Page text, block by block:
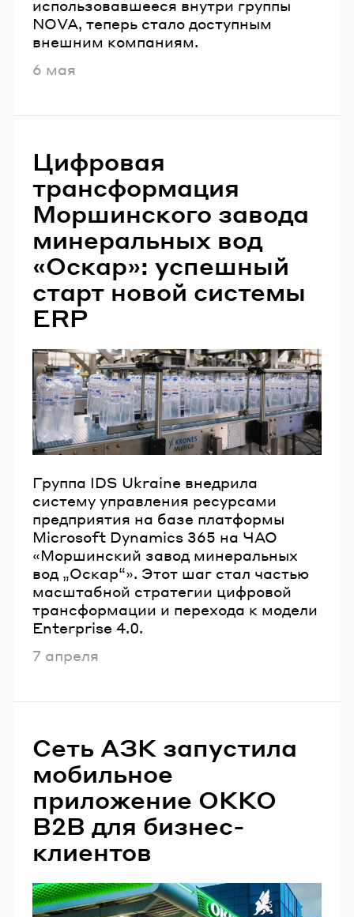
использовавшееся внутри группы
NOVA, теперь стало доступным
внешним компаниям.
Опубликовано
6 мая
Цифровая
трансформация
Моршинского завода
минеральных вод
«Оскар»: успешный
старт новой системы
ERP
Группа IDS Ukraine внедрила
систему управления ресурсами
предприятия на базе платформы
Microsoft Dynamics 365 на ЧАО
«Моршинский завод минеральных
вод „Оскар“». Этот шаг стал частью
масштабной стратегии цифровой
трансформации и перехода к модели
Enterprise 4.0.
Опубликовано
7 апреля
Сеть АЗК запустила
мобильное
приложение OKKO
B2B для бизнес-
клиентов